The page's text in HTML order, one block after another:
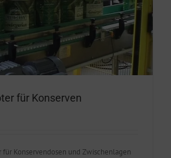
für Konserven
für Konservendosen und Zwischenlagen